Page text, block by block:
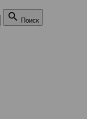
 Поиск